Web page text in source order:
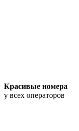
Красивые номера
у всех операторов